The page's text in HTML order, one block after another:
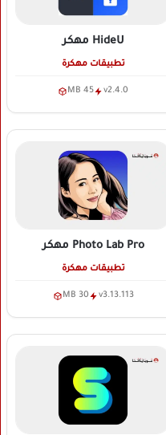
HideU مهكر
تطبيقات مهكرة
v2.4.0
45 MB
Photo Lab Pro مهكر
تطبيقات مهكرة
v3.13.113
30 MB